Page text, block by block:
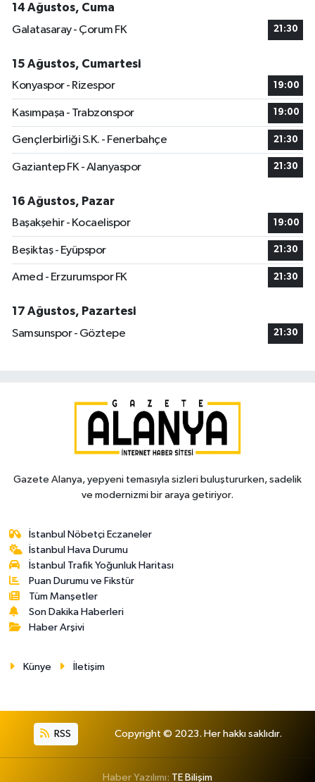
14 Ağustos, Cuma
Galatasaray - Çorum FK
21:30
15 Ağustos, Cumartesi
Konyaspor - Rizespor
19:00
Kasımpaşa - Trabzonspor 19:00
Gençlerbirliği S.K. - Fenerbahçe 21:30
Gaziantep FK - Alanyaspor 21:30
16 Ağustos, Pazar
Başakşehir - Kocaelispor
19:00
Beşiktaş - Eyüpspor 21:30
Amed - Erzurumspor FK 21:30
17 Ağustos, Pazartesi
Samsunspor - Göztepe
21:30
Gazete Alanya, yepyeni temasıyla sizleri buluştururken, sadelik
ve modernizmi bir araya getiriyor.
İstanbul Nöbetçi Eczaneler
İstanbul Hava Durumu
İstanbul Trafik Yoğunluk Haritası
Puan Durumu ve Fikstür
Tüm Manşetler
Son Dakika Haberleri
Haber Arşivi
Künye İletişim
RSS Copyright © 2023. Her hakkı saklıdır.
Haber Yazılımı: TE Bilişim